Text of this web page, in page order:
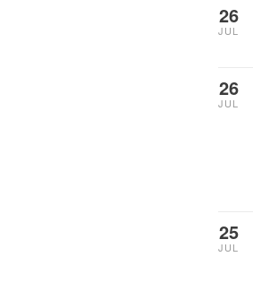
26
JUL
26
JUL
25
JUL